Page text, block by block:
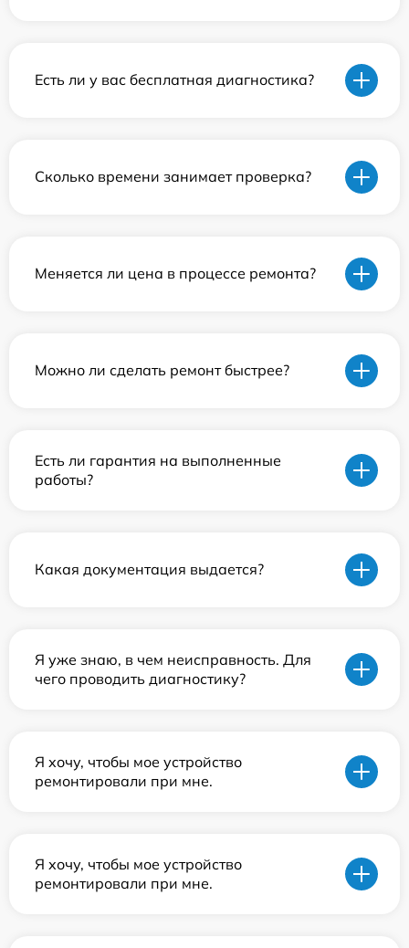
Есть ли у вас бесплатная диагностика?
Сколько времени занимает проверка?
Меняется ли цена в процессе ремонта?
Можно ли сделать ремонт быстрее?
Есть ли гарантия на выполненные
работы?
Какая документация выдается?
Я уже знаю, в чем неисправность. Для
чего проводить диагностику?
Я хочу, чтобы мое устройство
ремонтировали при мне.
Я хочу, чтобы мое устройство
ремонтировали при мне.